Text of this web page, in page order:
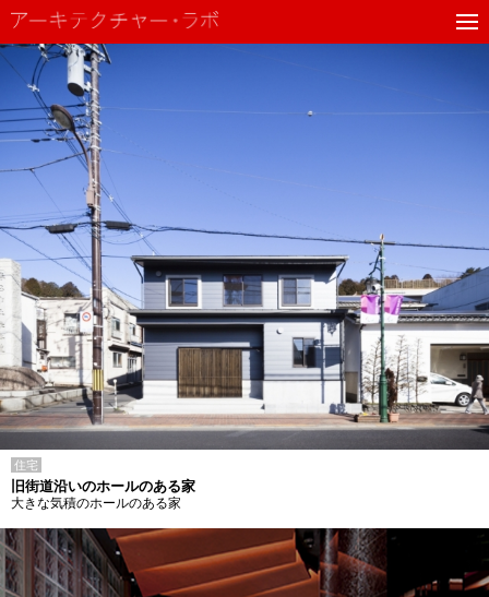
住宅
旧街道沿いのホールのある家
大きな気積のホールのある家